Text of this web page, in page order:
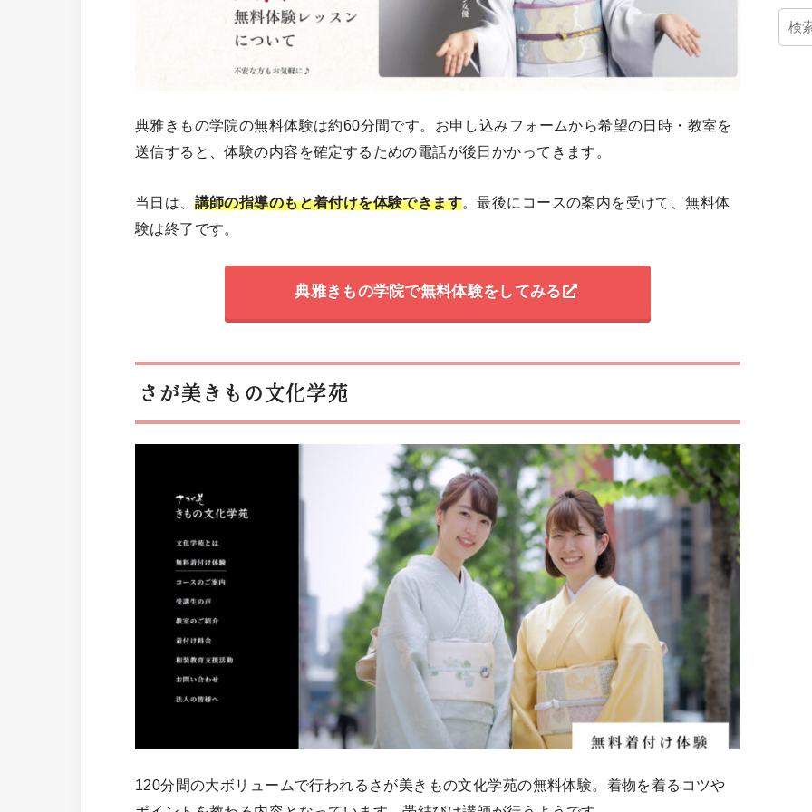
典雅きもの学院の無料体験は約60分間です。お申し込みフォームから希望の日時・教室を
送信すると、体験の内容を確定するための電話が後日かかってきます。
当日は、 講師の指導のもと着付けを体験できます。最後にコースの案内を受けて、無料体
験は終了です。
典雅きもの学院で無料体験をしてみる
さが美きもの文化学苑
120分間の大ボリュームで行われるさが美きもの文化学苑の無料体験。着物を着るコツや